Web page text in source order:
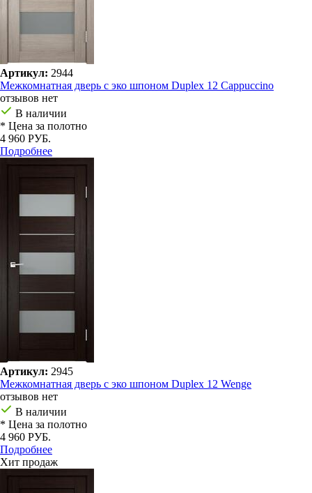
Артикул: 2944
Межкомнатная дверь с эко шпоном Duplex 12 Cappuccino
отзывов нет
В наличии
* Цена за полотно
4 960 РУБ.
Подробнее
Артикул: 2945
Межкомнатная дверь с эко шпоном Duplex 12 Wenge
отзывов нет
В наличии
* Цена за полотно
4 960 РУБ.
Подробнее
Хит продаж